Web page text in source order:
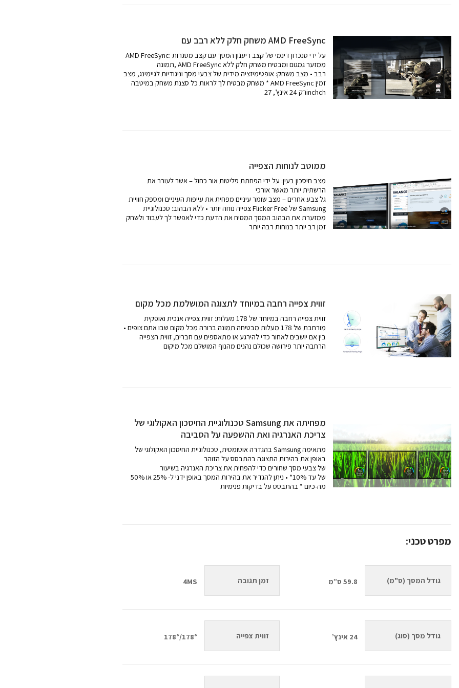
משחק חלק ללא רבב עם AMD FreeSync
AMD FreeSync: על ידי סנכרון דינמי של קצב ריענון המסך עם קצב מסגרות
תמונה, AMD FreeSync ממזער גמגום ומבטיח משחק חלק ללא
רבב • מצב משחק: אופטימיזציה מידית של צבעי מסך וניגודיות לגיימינג, מצב
משחק מבטיח לך לראות כל סצנת משחק במיטבה * AMD FreeSync זמין
רק 24 אינץ’, 27inchch
ממוטב לנוחות הצפייה
מצב חיסכון בעין: על ידי הפחתת פליטות אור כחול – אשר לעורר את
הרשתית יותר מאשר אורכי
גל צבע אחרים – מצב שומר עיניים מפחית את עייפות העיניים ומספק חוויית
צפייה נוחה יותר • ללא הבהוב: טכנולוגיית Flicker Free של Samsung
ממזערת את הבהוב המסך המסיח את הדעת כדי לאפשר לך לעבוד ולשחק
זמן רב יותר בנוחות רבה יותר
זווית צפייה רחבה במיוחד לתצוגה המושלמת מכל מקום
זווית צפייה רחבה במיוחד של 178 מעלות: זווית צפייה אנכית ואופקית
מורחבת של 178 מעלות מבטיחה תמונה ברורה מכל מקום שבו אתם צופים •
בין אם יושבים לאחור כדי להירגע או מתאספים עם חברים, זווית הצפייה
הרחבה יותר פירושה שכולם נהנים מהנוף המושלם מכל מיקום
טכנולוגיית החיסכון האקולוגי של Samsung מפחיתה את
צריכת האנרגיה ואת ההשפעה על הסביבה
בהגדרה אוטומטית, טכנולוגיית החיסכון האקולוגי של Samsung מתאימה
באופן את בהירות התצוגה בהתבסס על הזוהר
של צבעי מסך שחורים כדי להפחית את צריכת האנרגיה בשיעור
של עד 10%* • ניתן להגדיר את בהירות המסך באופן ידני ל- 25% או 50%
מה-כיום * בהתבסס על בדיקות פנימיות
מפרט טכני:
גודל המסך (ס"מ) 59.8 ס”מ זמן תגובה 4MS
גודל מסך (סוג) 24 אינץ’ זווית צפייה 178°/178°